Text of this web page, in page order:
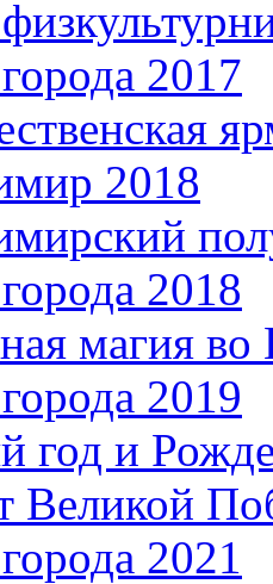
2017
2018
2018
магия во
2019
год и
Великой
2021